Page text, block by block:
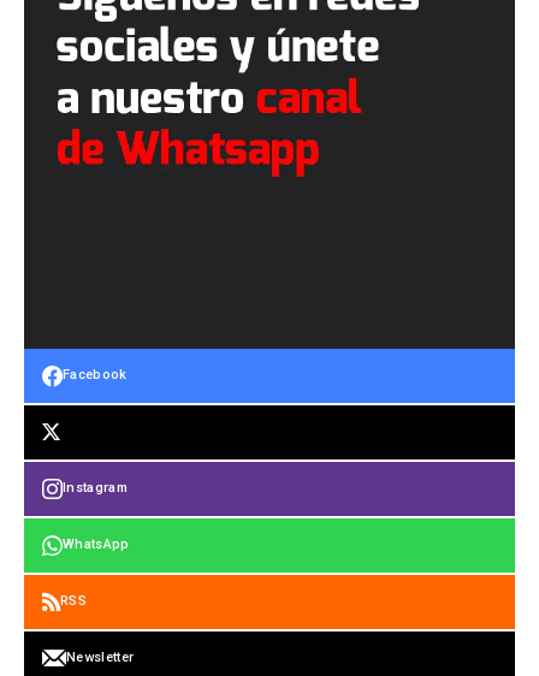
Facebook
Instagram
WhatsApp
RSS
Newsletter